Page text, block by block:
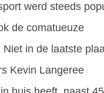
werd steeds
de comatueuze
Niet in de laatste
Kevin Langeree